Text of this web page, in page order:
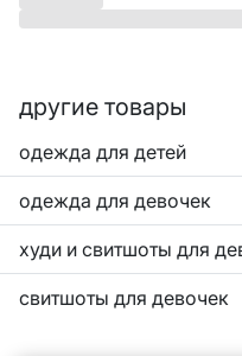
другие товары
одежда для детей
одежда для девочек
худи и свитшоты для
свитшоты для девочек